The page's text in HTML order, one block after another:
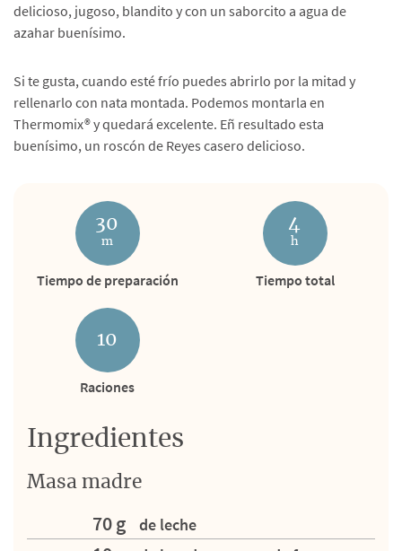
delicioso, jugoso, blandito y con un saborcito a agua de
azahar buenísimo.
Si te gusta, cuando esté frío puedes abrirlo por la mitad y
rellenarlo con nata montada. Podemos montarla en
Thermomix® y quedará excelente. Eñ resultado esta
buenísimo, un roscón de Reyes casero delicioso.
30
m
Tiempo de preparación
4
h
Tiempo total
10
Raciones
Ingredientes
Masa madre
70 g de leche